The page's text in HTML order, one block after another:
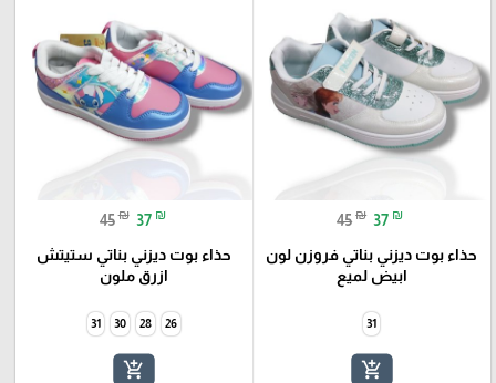
45 ₪ 37 ₪
حذاء بوت ديزني بناتي فروزن لون
ابيض لميع
31
add_shopping_cart
45 ₪ 37 ₪
حذاء بوت ديزني بناتي ستيتش
ازرق ملون
26
28
30
31
add_shopping_cart